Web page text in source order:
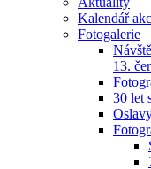
Kalendář
Fotogalerie
13.
30 let